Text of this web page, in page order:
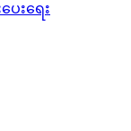
ေးရေး